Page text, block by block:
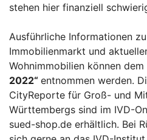
stehen hier finanziell
Ausführliche Informationen
Immobilienmarkt und
Wohnimmobilien können dem
2022“ entnommen werden.
CityReporte für Groß- und
Württembergs sind im IVD-
sued-shop.de erhältlich. Bei